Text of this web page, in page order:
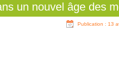
un nouvel âge des
Publication : 13